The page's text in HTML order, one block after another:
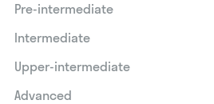
Pre-intermediate
Intermediate
Upper-intermediate
Advanced